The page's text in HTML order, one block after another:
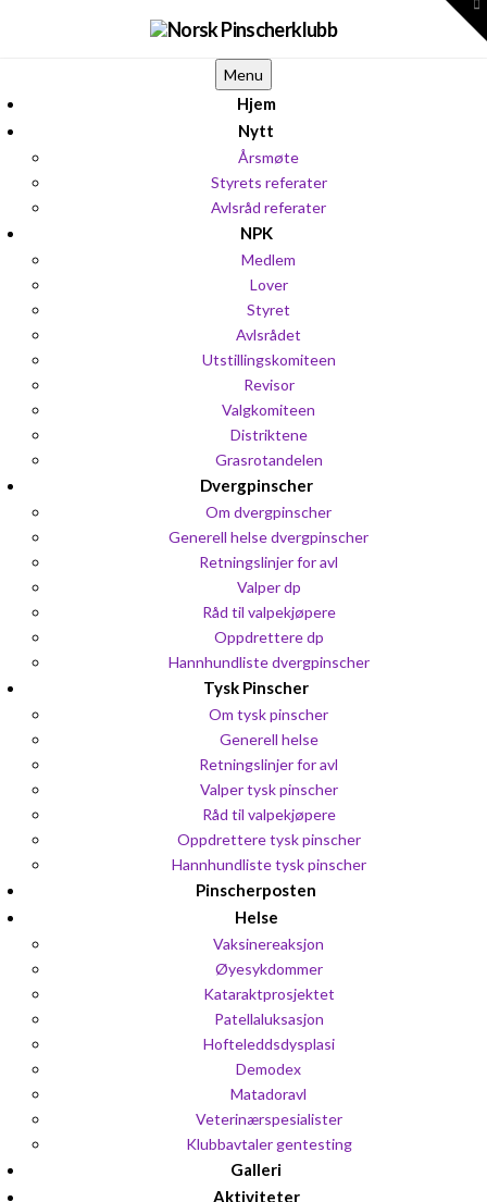
Menu
Hjem
Nytt
Årsmøte
Styrets referater
Avlsråd referater
NPK
Medlem
Lover
Styret
Avlsrådet
Utstillingskomiteen
Revisor
Valgkomiteen
Distriktene
Grasrotandelen
Dvergpinscher
Om dvergpinscher
Generell helse dvergpinscher
Retningslinjer for avl
Valper dp
Råd til valpekjøpere
Oppdrettere dp
Hannhundliste dvergpinscher
Tysk Pinscher
Om tysk pinscher
Generell helse
Retningslinjer for avl
Valper tysk pinscher
Råd til valpekjøpere
Oppdrettere tysk pinscher
Hannhundliste tysk pinscher
Pinscherposten
Helse
Vaksinereaksjon
Øyesykdommer
Kataraktprosjektet
Patellaluksasjon
Hofteleddsdysplasi
Demodex
Matadoravl
Veterinærspesialister
Klubbavtaler gentesting
Galleri
Aktiviteter